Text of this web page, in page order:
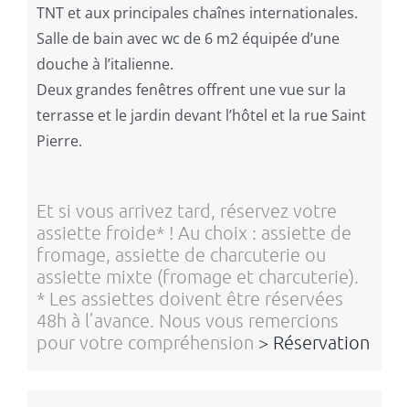
TNT et aux principales chaînes internationales.
Salle de bain avec wc de 6 m2 équipée d’une
douche à l’italienne.
Deux grandes fenêtres offrent une vue sur la
terrasse et le jardin devant l’hôtel et la rue Saint
Pierre.
Et si vous arrivez tard, réservez votre
assiette froide* ! Au choix : assiette de
fromage, assiette de charcuterie ou
assiette mixte (fromage et charcuterie).
* Les assiettes doivent être réservées
48h à l’avance. Nous vous remercions
pour votre compréhension > Réservation